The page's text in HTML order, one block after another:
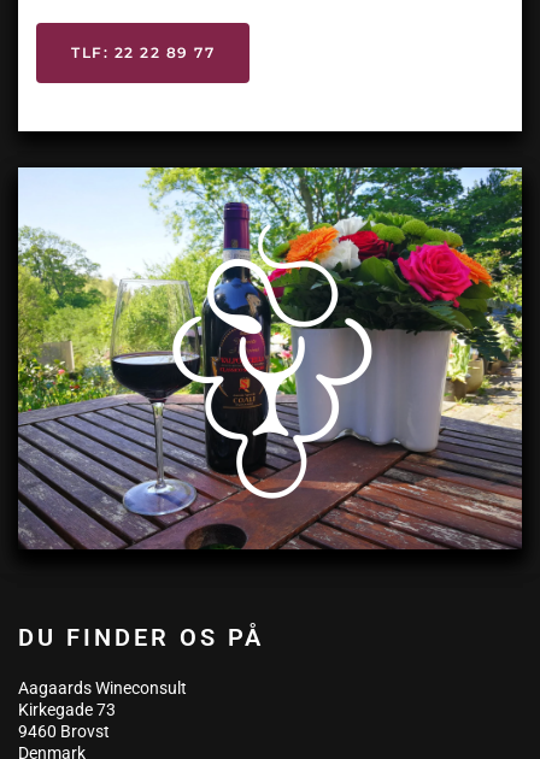
TLF: 22 22 89 77
DU FINDER OS PÅ
Aagaards Wineconsult
Kirkegade 73
9460 Brovst
Denmark